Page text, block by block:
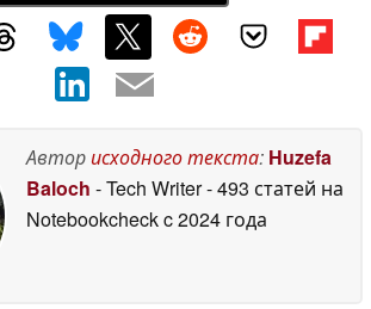
Авторисходного текста: Huzefa
Baloch - Tech Writer- 493 статей на
Notebookcheckc 2024 года